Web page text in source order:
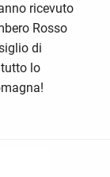
ricevuto
Rosso
di
lo